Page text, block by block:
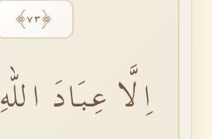
﴿٧٣﴾
اِلَّا عِبَادَ اللّٰهِ